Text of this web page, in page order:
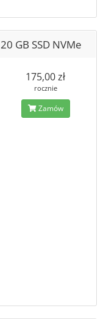
GB SSD NVMe
175,00 zł
rocznie
Zamów